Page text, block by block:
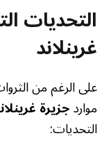
التحديات
غرينلاند
على الرغم من
مواردجزيرة
التحديات: